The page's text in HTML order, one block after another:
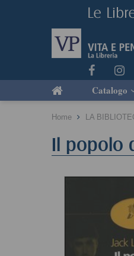
Catalogo
Home LA
Il popolo